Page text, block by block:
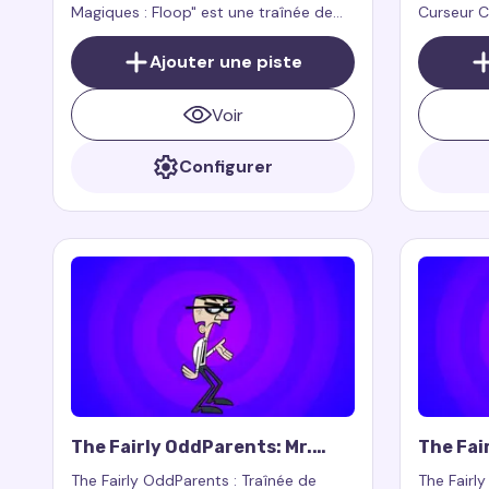
Magiques : Floop" est une traînée de
curseur pour souris qui ajoute un style
ludique et fantastique à votre
navigateur.
Ajouter une piste
Voir
Configurer
Curseur
curseur
magie,
les
Cursor
The Fairly OddParents: Mr.
Crocker Cursor Trail
The Fairly OddParents : Traînée de
The
Tang
The